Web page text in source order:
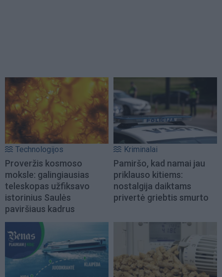
Technologijos
Proveržis kosmoso
moksle: galingiausias
teleskopas užfiksavo
istorinius Saulės
paviršiaus kadrus
Kriminalai
Pamiršo, kad namai jau
priklauso kitiems:
nostalgija daiktams
privertė griebtis smurto